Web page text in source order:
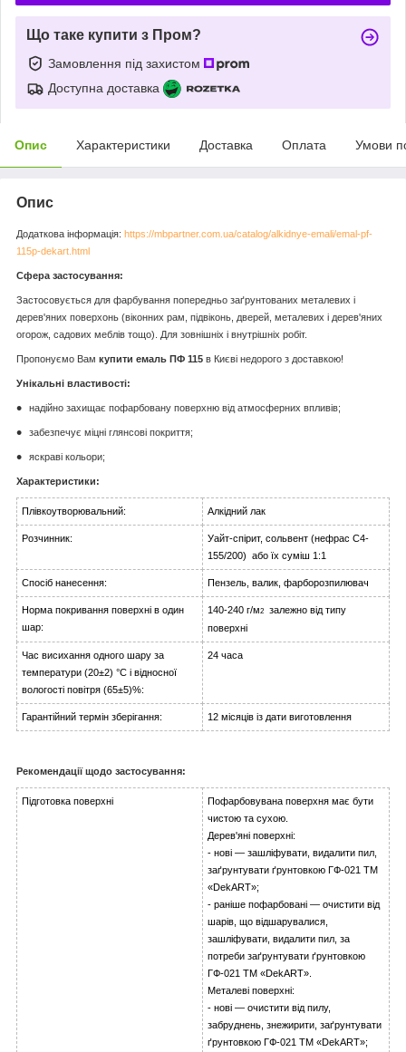
Що таке купити з Пром?
Замовлення під захистом
Доступна доставка
Опис Характеристики Доставка Оплата Умови
Опис
Додаткова інформація: https://mbpartner.com.ua/catalog/alkidnye-emali/emal-pf-
115p-dekart.html
Сфера застосування:
Застосовується для фарбування попередньо заґрунтованих металевих і
дерев'яних поверхонь (віконних рам, підвіконь, дверей, металевих і дерев'яних
огорож, садових меблів тощо). Для зовнішніх і внутрішніх робіт.
Пропонуємо Вам купити емаль ПФ 115 в Києві недорого з доставкою!
Унікальні властивості:
надійно захищає пофарбовану поверхню від атмосферних впливів;
забезпечує міцні глянсові покриття;
яскраві кольори;
Характеристики:
Плівкоутворювальний: Алкідний лак
Розчинник:
Уайт-спірит, сольвент (нефрас С4-
155/200) або їх суміш 1:1
Спосіб нанесення: Пензель, валик, фарборозпилювач
Норма покривання поверхні в один
шар:
140-240 г/м2 залежно від типу
поверхні
Час висихання одного шару за
температури (20±2) °C і відносної
вологості повітря (65±5)%:
24 часа
Гарантійний термін зберігання: 12 місяців із дати виготовлення
Рекомендації щодо застосування:
Підготовка поверхні
Пофарбовувана поверхня має бути
чистою та сухою.
Дерев'яні поверхні:
- нові — зашліфувати, видалити пил,
заґрунтувати ґрунтовкою ГФ-021 ТМ
«DekART»;
- раніше пофарбовані — очистити від
шарів, що відшарувалися,
зашліфувати, видалити пил, за
потреби заґрунтувати ґрунтовкою
ГФ-021 ТМ «DekART».
Металеві поверхні:
- нові — очистити від пилу,
забруднень, знежирити, заґрунтувати
ґрунтовкою ГФ-021 ТМ «DekART»;